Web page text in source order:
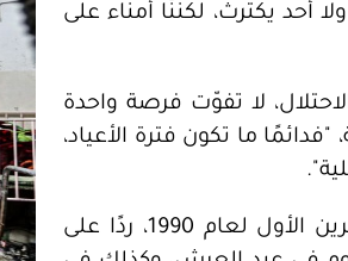
أحد يكترث، لكننَّا أمناء على
لا تفوّت فرصة واحدة
ما تكون فترة الأعياد،
ويستذكر مجزرة الأقصى التي وقعت في الثامن من أكتوبر/تشرين الأول لعام 1990، ردًا على